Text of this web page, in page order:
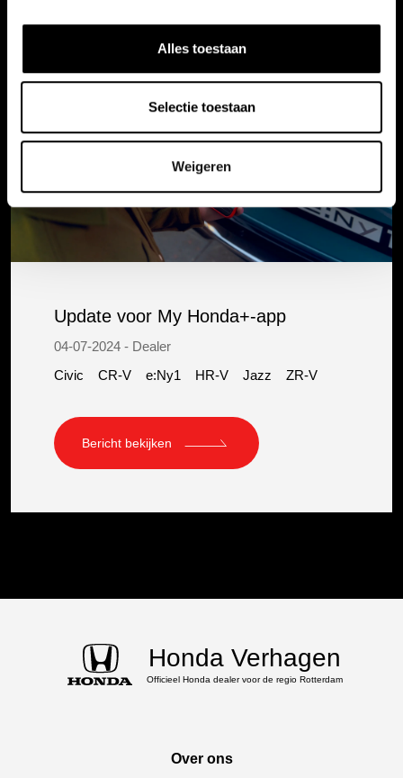
Alles toestaan
Selectie toestaan
Weigeren
Update voor My Honda+-app
04-07-2024 - Dealer
Civic
CR-V e:Ny1 HR-V Jazz ZR-V
Bericht bekijken
Honda Verhagen
Officieel Honda dealer voor de regio Rotterdam
Over ons